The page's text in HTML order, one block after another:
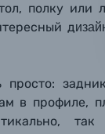
известных
полку
д
просто:
в профиле,